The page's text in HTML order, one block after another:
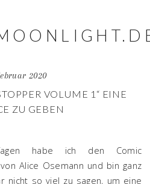
2020
VOLUME 1“ EINE
ZU GEBEN
habe ich den Comic
Alice Osemann und bin ganz
nicht so viel zu sagen, um eine